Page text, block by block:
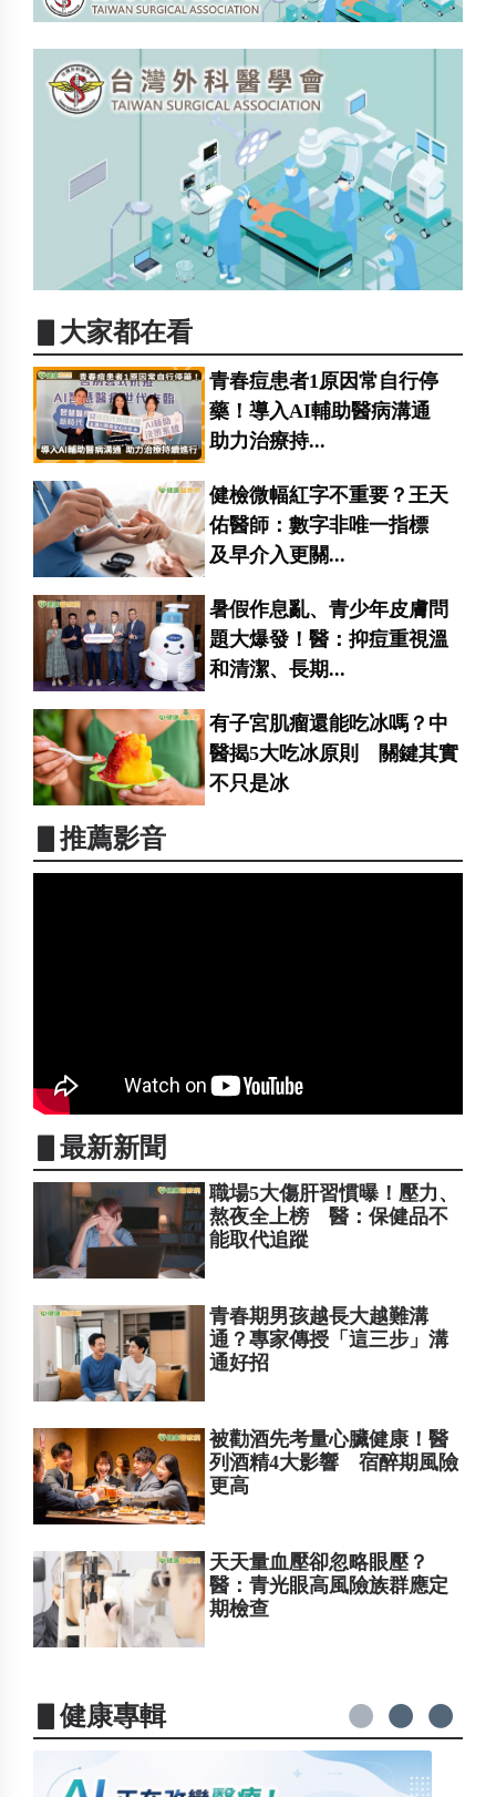
▋大家都在看
青春痘患者1原因常自行停
藥！導入AI輔助醫病溝通
助力治療持...
健檢微幅紅字不重要？王天
佑醫師：數字非唯一指標
及早介入更關...
暑假作息亂、青少年皮膚問
題大爆發！醫：抑痘重視溫
和清潔、長期...
有子宮肌瘤還能吃冰嗎？中
醫揭5大吃冰原則 關鍵其實
不只是冰
▋推薦影音
▋最新新聞
職場5大傷肝習慣曝！壓力、
熬夜全上榜 醫：保健品不
能取代追蹤
青春期男孩越長大越難溝
通？專家傳授「這三步」溝
通好招
被勸酒先考量心臟健康！醫
列酒精4大影響 宿醉期風險
更高
天天量血壓卻忽略眼壓？
醫：青光眼高風險族群應定
期檢查
▋健康專輯